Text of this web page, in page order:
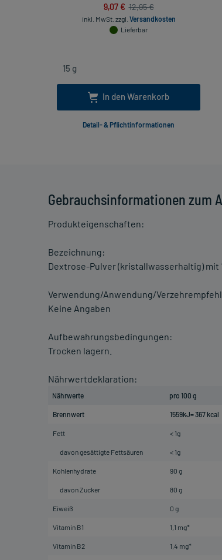
Gebrauchsinformationen zum
Produkteigenschaften:
Bezeichnung:
Dextrose-Pulver (kristallwasserhaltig) mit
Verwendung/Anwendung/
Keine Angaben
Aufbewahrungsbedingungen:
Trocken lagern.
Nährwertdeklaration:
Nährwerte pro 100 g
Brennwert 1559kJ= 367 kcal
Fett < 1g
davon gesättigte Fettsäuren < 1g
Kohlenhydrate 90 g
davon Zucker 80 g
Eiweiß 0 g
Vitamin B1 1,1 mg*
Vitamin B2 1,4 mg*
9,07 € 12,95 €
inkl. MwSt. zzgl. Versandkosten
Lieferbar
In den Warenkorb
Detail- & Pflichtinformationen